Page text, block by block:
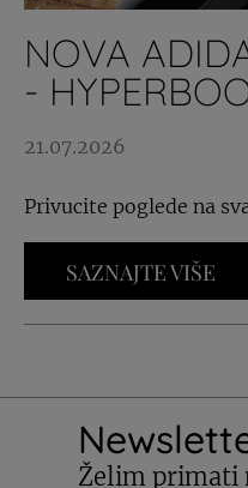
NOVA
-
21.07.2026
Privucite poglede na
SAZNAJTE VIŠE
Želim primati